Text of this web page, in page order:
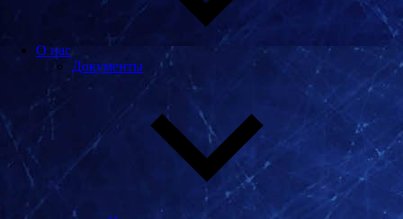
О нас
Документы